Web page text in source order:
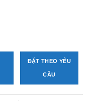
ĐẶT THEO YÊU
CẦU